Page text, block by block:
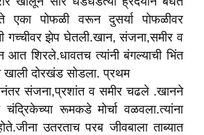
एका पोफळी वरून दुसर्या पोफळीवर
गच्चीवर झेप घेतली.खान, संजना,समीर व
शिरले.धावतच त्यांनी बंगल्याची भिंत
खाली दोरखंड सोडला. प्रथम
संजना,प्रशांत व समीर चढले .खानने
रूमकडे मोर्चा वळवला.त्यांना
उतरताच परब जीवबाला ताब्यात